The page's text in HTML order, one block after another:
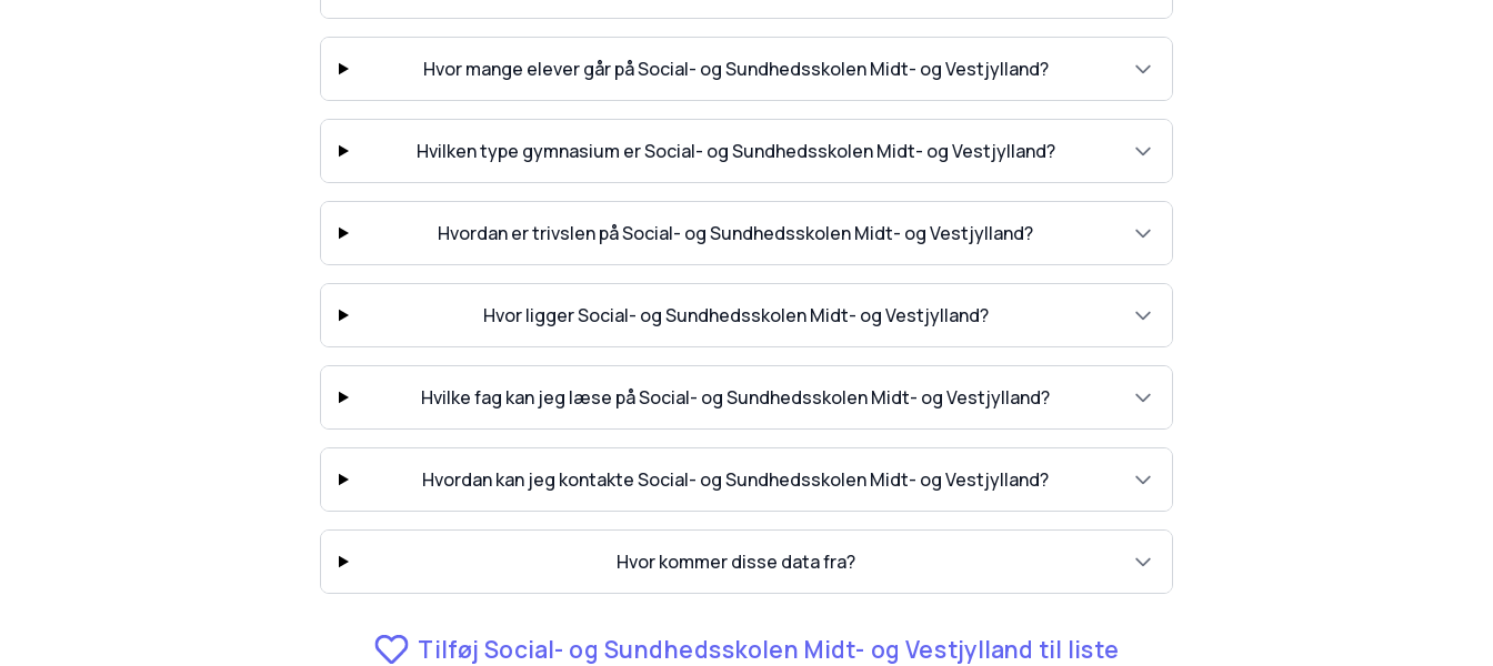
Hvor mange elever går på Social- og Sundhedsskolen Midt- og Vestjylland?
Hvilken type gymnasium er Social- og Sundhedsskolen Midt- og Vestjylland?
Hvordan er trivslen på Social- og Sundhedsskolen Midt- og Vestjylland?
Hvor ligger Social- og Sundhedsskolen Midt- og Vestjylland?
Hvilke fag kan jeg læse på Social- og Sundhedsskolen Midt- og Vestjylland?
Hvordan kan jeg kontakte Social- og Sundhedsskolen Midt- og Vestjylland?
Hvor kommer disse data fra?
Tilføj Social- og Sundhedsskolen Midt- og Vestjylland til liste